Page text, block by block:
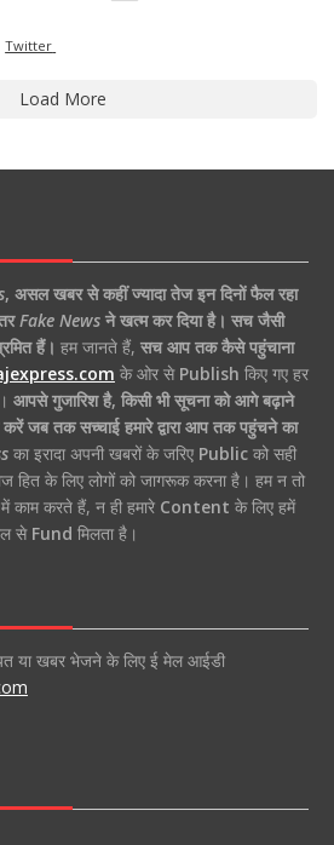
Twitter
Load More
, असल खबर से कहीं ज्यादा तेज इन दिनों फैल रहा
Fake Newsने खत्म कर दिया है। सच जैसी
हैं। हम जानते हैं, सच आप तक कैसे पहुंचाना
के ओर से Publish किए गए हर
आपसे गुजारिश है, किसी भी सूचना को आगे बढ़ाने
जब तक सच्चाई हमारे द्वारा आप तक पहुंचने का
का इरादा अपनी खबरों के जरिए Publicको सही
के लिए लोगों को जागरूक करना है। हम न तो
काम करते हैं, न ही हमारे Content के लिए हमें
से Fund मिलता है।
या खबर भेजने के लिए ई मेल आईडी